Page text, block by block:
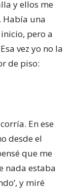
y ellos me
Había una
pero a
vez yo no la
de piso:
En ese
desde el
que me
nada estaba
y miré